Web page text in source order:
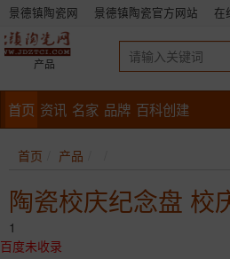
景德镇陶瓷网 景德镇陶瓷官方网站 在
产品
首页 资讯 名家 品牌 百科创建
首页 产品
陶瓷校庆纪念盘 校
1
百度未收录